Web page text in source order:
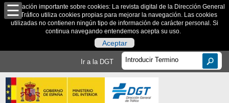
Información importante sobre cookies: La revista digital de la Dirección General
de Tráfico utiliza cookies propias para mejorar la navegación. Las cookies
utilizadas no contienen ningún tipo de información de carácter personal. Si
continua navegando entendemos acepta su uso.
Aceptar
Ir a la DGT